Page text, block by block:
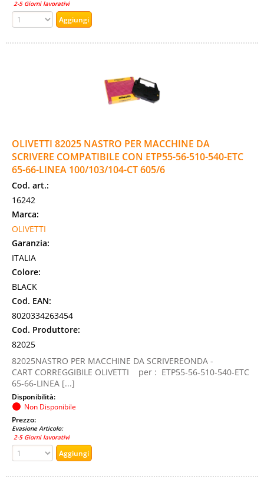
2-5 Giorni lavorativi
OLIVETTI 82025 NASTRO PER MACCHINE DA
SCRIVERE COMPATIBILE CON ETP55-56-510-540-ETC
65-66-LINEA 100/103/104-CT 605/6
Cod. art.:
16242
Marca:
OLIVETTI
Garanzia:
ITALIA
Colore:
BLACK
Cod. EAN:
8020334263454
Cod. Produttore:
82025
82025NASTRO PER MACCHINE DA SCRIVEREONDA -
CART CORREGGIBILE OLIVETTI per : ETP55-56-510-540-ETC
65-66-LINEA [...]
Disponibilità:
Non Disponibile
Prezzo:
Evasione Articolo:
2-5 Giorni lavorativi